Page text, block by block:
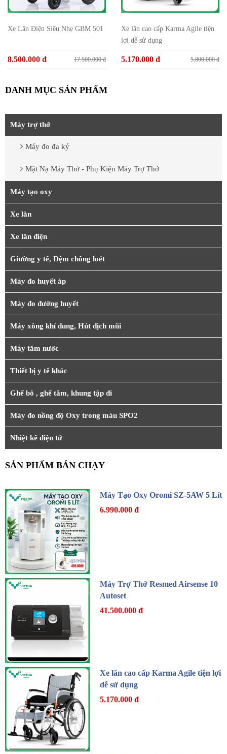
Xe Lăn Điện Siêu Nhẹ GBM 501
8.500.000 đ 17.500.000 đ
Xe lăn cao cấp Karma Agile tiện
lợi dễ sử dụng
5.170.000 đ 5.800.000 đ
DANH MỤC SẢN PHẨM
Máy trợ thở
Máy đo đa ký
Mặt Nạ Máy Thở - Phụ Kiện Máy Trợ Thở
Máy tạo oxy
Xe lăn
Xe lăn điện
Giường y tế, Đệm chống loét
Máy đo huyết áp
Máy đo đường huyết
Máy xông khí dung, Hút dịch mũi
Máy tăm nước
Thiết bị y tế khác
Ghế bô , ghế tắm, khung tập đi
Máy đo nồng độ Oxy trong máu SPO2
Nhiệt kế điện tử
SẢN PHẨM BÁN CHẠY
Máy Tạo Oxy Oromi SZ-5AW 5 Lít
6.990.000 đ
Máy Trợ Thở Resmed Airsense 10
Autoset
41.500.000 đ
Xe lăn cao cấp Karma Agile tiện lợi
dễ sử dụng
5.170.000 đ